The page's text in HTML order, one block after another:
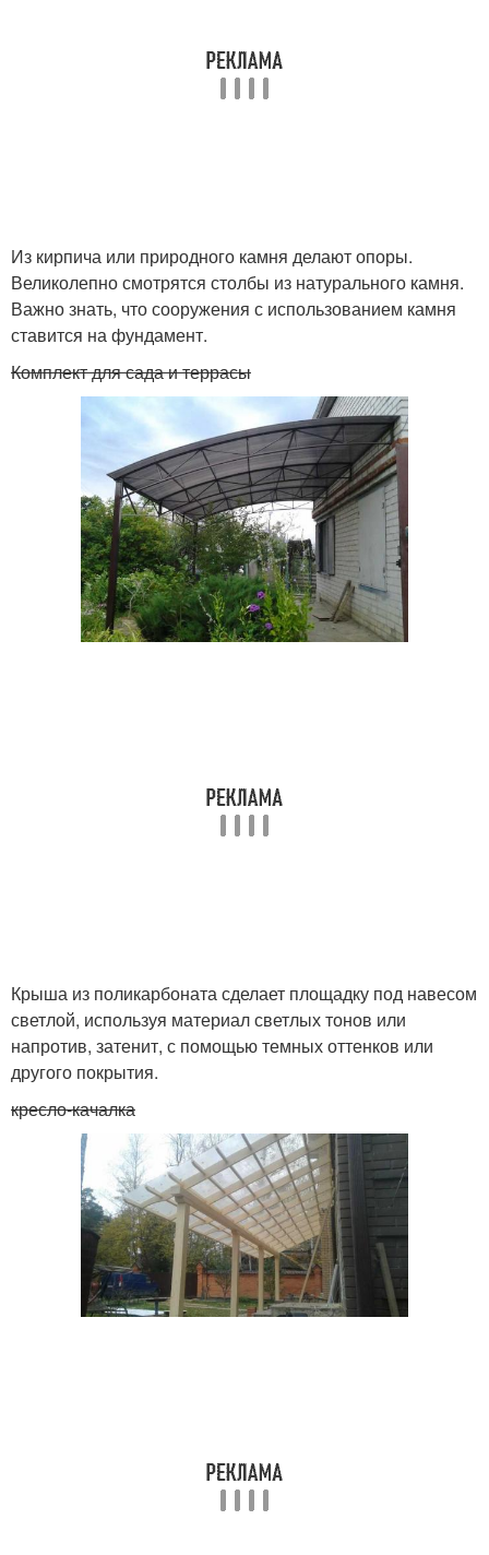
Из кирпича или природного камня делают опоры.
Великолепно смотрятся столбы из натурального камня.
Важно знать, что сооружения с использованием камня
ставится на фундамент.
Комплект для сада и террасы
Крыша из поликарбоната сделает площадку под навесом
светлой, используя материал светлых тонов или
напротив, затенит, с помощью темных оттенков или
другого покрытия.
кресло-качалка